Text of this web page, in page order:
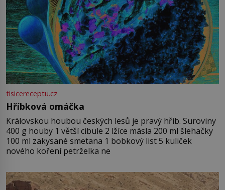
tisicereceptu.cz
Hříbková omáčka
Královskou houbou českých lesů je pravý hřib. Suroviny
400 g houby 1 větší cibule 2 lžíce másla 200 ml šlehačky
100 ml zakysané smetana 1 bobkový list 5 kuliček
nového koření petrželka ne